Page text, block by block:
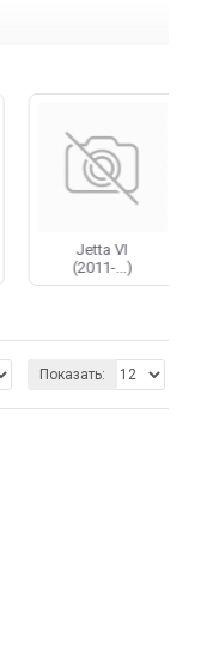
Jetta VI
(2011-...)
Показать: